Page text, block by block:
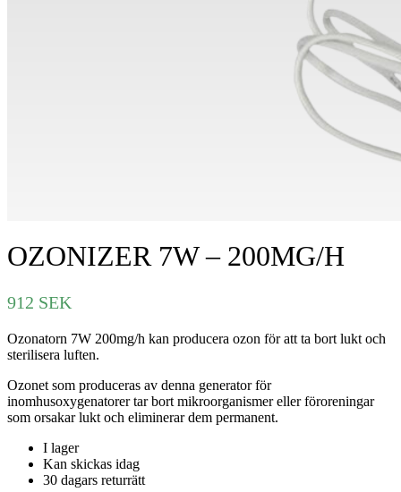
OZONIZER 7W – 200MG/H
912 SEK
Ozonatorn 7W 200mg/h kan producera ozon för att ta bort lukt och
sterilisera luften.
Ozonet som produceras av denna generator för
inomhusoxygenatorer tar bort mikroorganismer eller föroreningar
som orsakar lukt och eliminerar dem permanent.
I lager
Kan skickas idag
30 dagars returrätt